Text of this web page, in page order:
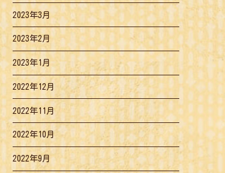
2023年3月
2023年2月
2023年1月
2022年12月
2022年11月
2022年10月
2022年9月